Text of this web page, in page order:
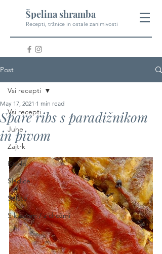
Špelina shramba
Recepti, tržnice in ostale zanimivosti
Post
Vsi recepti
Juhe
Zajtrk
Kosilo
Sladice
Solate
S kvasom / z drožmi
Vsi recepti
Spare ribs s paradižnikom
in pivom
May 17, 2021 1 min read